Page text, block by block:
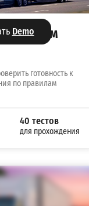
Demo
русском
готовность к
по правилам
40 тестов
для прохождения